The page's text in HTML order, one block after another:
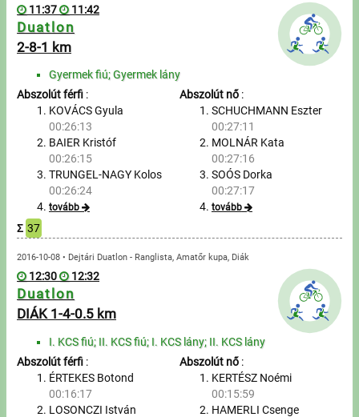
Impresszum
11:37 11:42
Duatlon
2-8-1 km
Gyermek fiú; Gyermek lány
Abszolút férfi :
KOVÁCS Gyula
00:26:13
BAIER Kristóf
00:26:15
TRUNGEL-NAGY Kolos
00:26:24
tovább
Abszolút nő:
SCHUCHMANN Eszter
00:27:11
MOLNÁR Kata
00:27:16
SOÓS Dorka
00:27:17
tovább
Σ 37
2016-10-08 • Dejtári Duatlon - Ranglista, Amatőr kupa, Diák
12:30 12:32
Duatlon
DIÁK 1-4-0.5 km
I. KCS fiú; II. KCS fiú; I. KCS lány; II. KCS lány
Abszolút férfi :
ÉRTEKES Botond
00:16:17
LOSONCZI István
Abszolút nő:
KERTÉSZ Noémi
00:15:59
HAMERLI Csenge